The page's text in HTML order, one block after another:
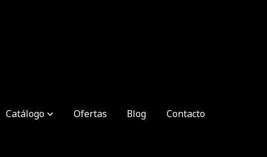
Catálogo Ofertas Blog Contacto